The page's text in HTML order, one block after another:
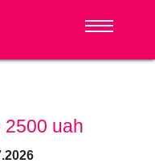
2500 uah